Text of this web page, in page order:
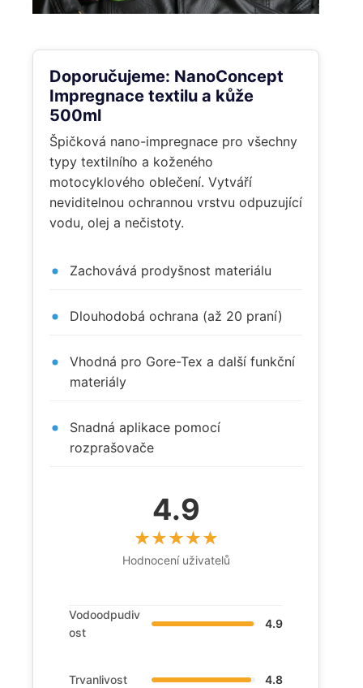
Doporučujeme: NanoConcept
Impregnace textilu a kůže
500ml
Špičková nano-impregnace pro všechny
typy textilního a koženého
motocyklového oblečení. Vytváří
neviditelnou ochrannou vrstvu odpuzující
vodu, olej a nečistoty.
Zachovává prodyšnost materiálu
Dlouhodobá ochrana (až 20 praní)
Vhodná pro Gore-Tex a další funkční
materiály
Snadná aplikace pomocí
rozprašovače
4.9
Hodnocení uživatelů
Vodoodpudiv
ost
4.9
Trvanlivost 4.8